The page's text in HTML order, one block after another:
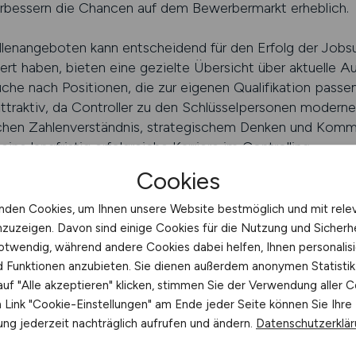
die Chancen auf dem Bewerbermarkt erheblich.
kann entscheidend für den Erfolg der
haben, bieten eine gezielte Übersicht über aktuelle
nach Positionen, die zur eigenen Qualifikation
da Controller zu den Schlüsselpersonen
Zahlenverständnis, strategischem Denken und
langfristig erfolgreiche Karriere im Controlling.
finden
für Controller nutzen
im Controlling anstrebt, profitiert von einer
bieten dabei den Vorteil, dass sie sich auf
Stellenanzeigen bereitstellen. Für Fachkräfte im
ein effizienter Zugang zu attraktiven Arbeitgebern.
auf der regelmäßig neue Stellenangebote im
Cookies
Cookies, um Ihnen unsere Website bestmöglich und mit
Davon sind einige Cookies für die Nutzung und
während andere Cookies dabei helfen, Ihnen
Funktionen anzubieten. Sie dienen außerdem anonymen
"Alle akzeptieren" klicken, stimmen Sie der Verwendung aller
"Cookie-Einstellungen" am Ende jeder Seite können Sie Ihre
jederzeit nachträglich aufrufen und ändern.